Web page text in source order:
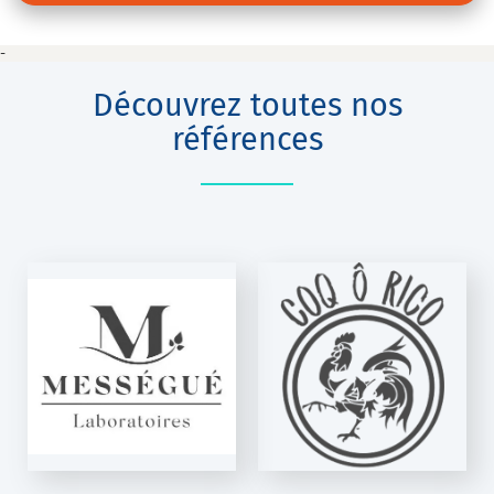
-
Découvrez toutes nos
références
COQ Ô RICO
K-Net Auto